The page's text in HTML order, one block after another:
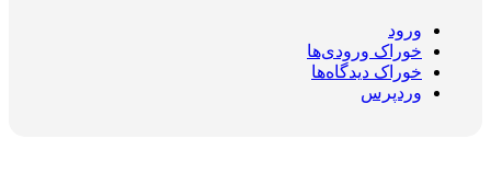
ورود
خوراک ورودی‌ها
خوراک دیدگاه‌ها
وردپرس